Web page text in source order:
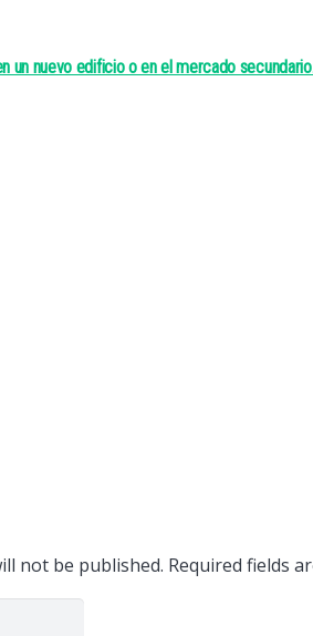
un nuevo edificio o en el mercado
not be published. Required fields